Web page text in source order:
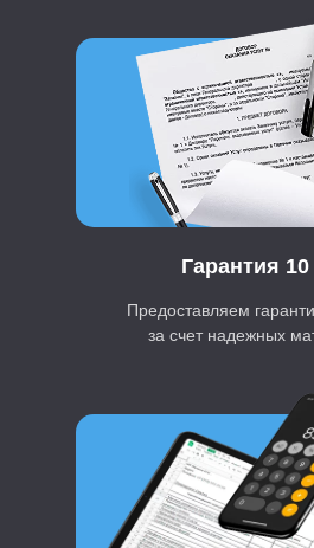
ПОЛУЧИТЬ РАСЧЕТ
ПОЛУЧИТЬ РАСЧЕТ
ПОЛУЧИТЬ РАСЧЕТ
ПОЛУЧИТЬ РАСЧЕТ
Гарантия 10
Предоставляем
за счет надежных